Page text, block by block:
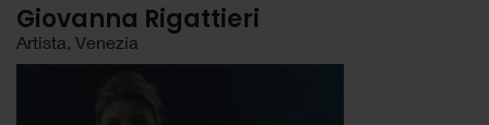
Giovanna Rigattieri
Artista, Venezia